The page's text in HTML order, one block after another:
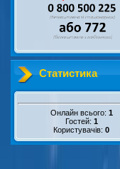
Статистика
Онлайн всього: 1
Гостей: 1
Користувачів:0